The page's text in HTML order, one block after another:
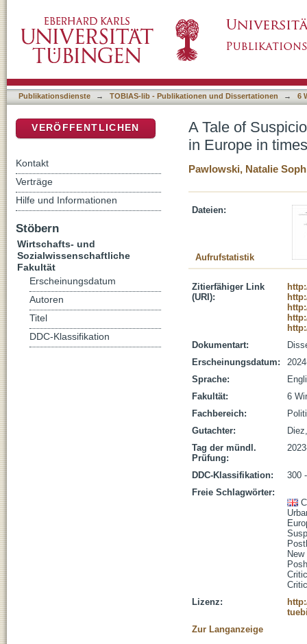
(counter)terrorism
Publikationsdienste → TOBIAS-lib - Publikationen und Dissertationen → 6
A Tale of
in Europe in
Pawlowski, Natalie
Dateien:
Aufrufstatistik
Zitierfähiger Link
(URI):
Dokumentart:
Erscheinungsdatum:
Sprache:
Fakultät:
6
Fachbereich:
Gutachter:
Tag der mündl.
Prüfung:
DDC-Klassifikation:
300
Freie Schlagwörter:
Lizenz:
Zur Langanzeige
VERÖFFENTLICHEN
Kontakt
Verträge
Hilfe und Informationen
Stöbern
Wirtschafts- und
Sozialwissenschaftliche
Fakultät
Erscheinungsdatum
Autoren
Titel
DDC-Klassifikation